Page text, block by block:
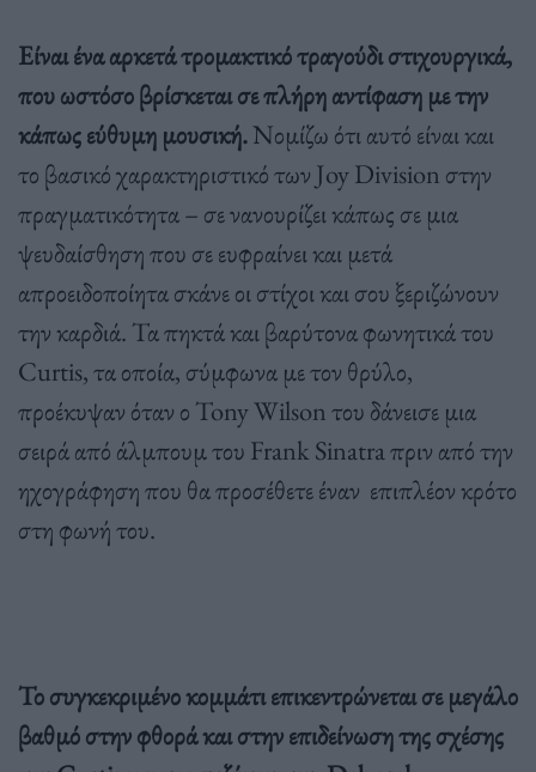
Είναι ένα αρκετά τρομακτικό τραγούδι στιχουργικά,
που ωστόσο βρίσκεται σε πλήρη αντίφαση με την
κάπως εύθυμη μουσική.Νομίζω ότι αυτό είναι και
το βασικό χαρακτηριστικό των Joy Division στην
πραγματικότητα – σε νανουρίζει κάπως σε μια
ψευδαίσθηση που σε ευφραίνει και μετά
απροειδοποίητα σκάνε οι στίχοι και σου ξεριζώνουν
την καρδιά. Τα πηκτά και βαρύτονα φωνητικά του
Curtis, τα οποία, σύμφωνα με τον θρύλο,
προέκυψαν όταν ο Tony Wilson του δάνεισε μια
σειρά από άλμπουμ του Frank Sinatra πριν από την
ηχογράφηση που θα προσέθετε έναν επιπλέον κρότο
στη φωνή του.
Το συγκεκριμένο κομμάτι επικεντρώνεται σε μεγάλο
βαθμό στην φθορά και στην επιδείνωση της σχέσης